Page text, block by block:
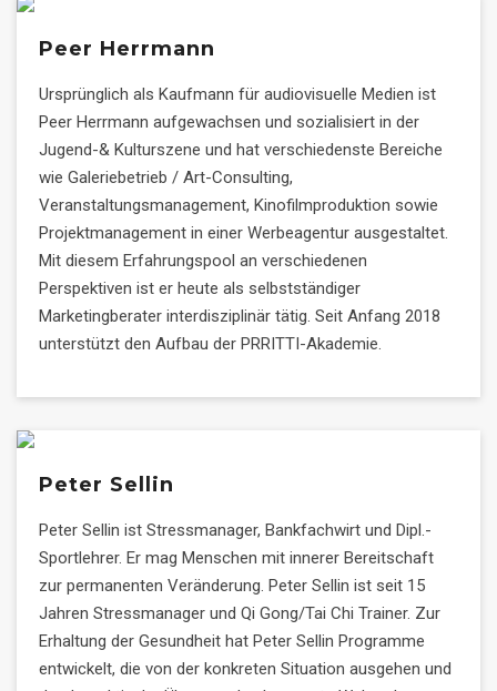
Peer Herrmann
Ursprünglich als Kaufmann für audiovisuelle Medien ist
Peer Herrmann aufgewachsen und sozialisiert in der
Jugend-& Kulturszene und hat verschiedenste Bereiche
wie Galeriebetrieb / Art-Consulting,
Veranstaltungsmanagement, Kinofilmproduktion sowie
Projektmanagement in einer Werbeagentur ausgestaltet.
Mit diesem Erfahrungspool an verschiedenen
Perspektiven ist er heute als selbstständiger
Marketingberater interdisziplinär tätig. Seit Anfang 2018
unterstützt den Aufbau der PRRITTI-Akademie.
Peter Sellin
Peter Sellin ist Stressmanager, Bankfachwirt und Dipl.-
Sportlehrer. Er mag Menschen mit innerer Bereitschaft
zur permanenten Veränderung. Peter Sellin ist seit 15
Jahren Stressmanager und Qi Gong/Tai Chi Trainer. Zur
Erhaltung der Gesundheit hat Peter Sellin Programme
entwickelt, die von der konkreten Situation ausgehen und